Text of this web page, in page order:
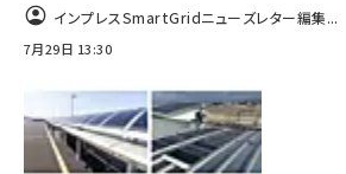
インプレスSmartGridニューズレター編集...
7月29日 13:30